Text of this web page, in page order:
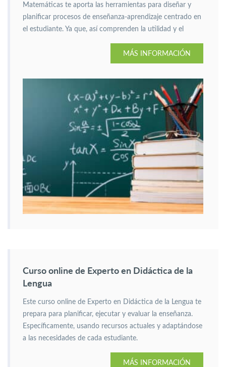
Matemáticas te aporta las herramientas para diseñar y
planificar procesos de enseñanza-aprendizaje centrado en
el estudiante. Ya que, así comprenden la utilidad y el
MÁS INFORMACIÓN
Curso online de Experto en Didáctica de la
Lengua
Este curso online de Experto en Didáctica de la Lengua te
prepara para planificar, ejecutar y evaluar la enseñanza.
Específicamente, usando recursos actuales y adaptándose
a las necesidades de cada estudiante.
MÁS INFORMACIÓN